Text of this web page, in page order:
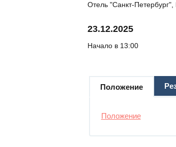
Отель "Санкт-
23.12.2025
Начало в 13:00
Положение
Положение